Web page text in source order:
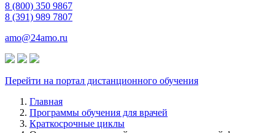
8 (800) 350 9867
8 (391) 989 7807
amo@24amo.ru
Перейти на портал дистанционного обучения
Главная
Программы обучения для врачей
Краткосрочные циклы